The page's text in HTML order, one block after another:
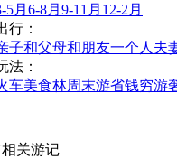
5月 6-8月 9-11月 12-2月
行 ：
子和父母和朋友一个人 夫
法 ：
车美食林周末游省钱穷游
关游记